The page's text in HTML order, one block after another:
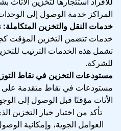
المراكز خدمة الوصول إلى
خدمات النقل والتخزين المتكاملة:
خدمات تتضمن التخزين المؤقت
تشمل هذه الخدمات الترتيب
للشركة.
مستودعات التخزين في نقاط
مستودعات في نقاط متقدمة على
الأثاث مؤقتًا قبل الوصول إلى
تأكد من اختيار خيار التخزين
العوامل الجوية، وإمكانية